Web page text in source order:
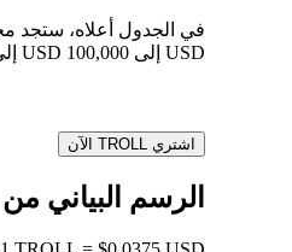
USD إلى 100,000 USD إلى TROLL، مما يُتيح لك فهم قيمة كل تحويل بوضوح.
اشتري TROLL الآن
الرسم البياني من TROLL إلى USD